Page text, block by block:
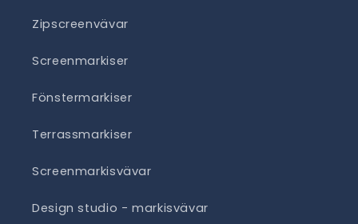
Zipscreenvävar
Screenmarkiser
Fönstermarkiser
Terrassmarkiser
Screenmarkisvävar
Design studio - markisvävar